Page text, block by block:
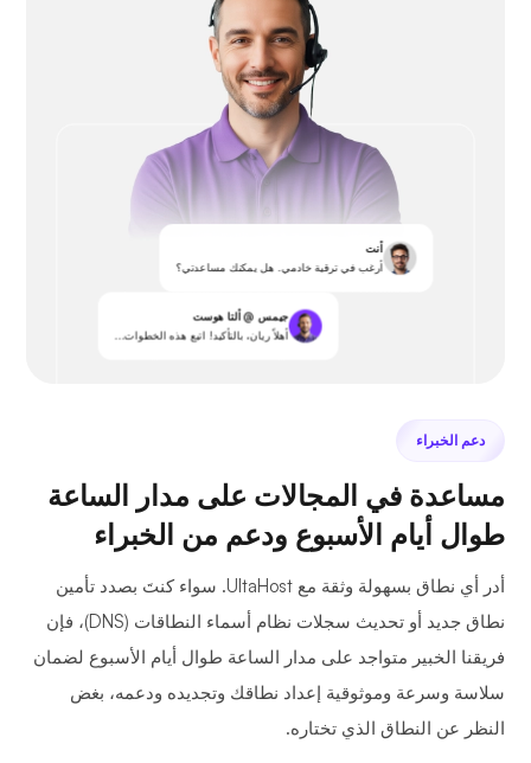
أنت
أرغب في ترقية خادمي. هل يمكنك مساعدتي؟
جيمس @ ألتا هوست
أهلاً ريان، بالتأكيد! اتبع هذه الخطوات...
دعم الخبراء
مساعدة في المجالات على مدار الساعة
طوال أيام الأسبوع ودعم من الخبراء
أدر أي نطاق بسهولة وثقة مع UltaHost. سواء كنتَ بصدد تأمين
نطاق جديد أو تحديث سجلات نظام أسماء النطاقات (DNS)، فإن
فريقنا الخبير متواجد على مدار الساعة طوال أيام الأسبوع لضمان
سلاسة وسرعة وموثوقية إعداد نطاقك وتجديده ودعمه، بغض
النظر عن النطاق الذي تختاره.